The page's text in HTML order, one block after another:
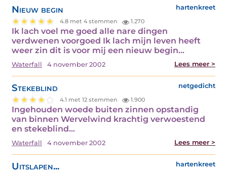
Nieuw begin hartenkreet
4.8 met 4 stemmen 1.270
Ik lach voel me goed alle nare dingen
verdwenen voorgoed Ik lach mijn leven heeft
weer zin dit is voor mij een nieuw begin…
Waterfall 4 november 2002 Lees meer >
Stekeblind netgedicht
4.1 met 12 stemmen 1.900
Ingehouden woede buiten zinnen opstandig
van binnen Wervelwind krachtig verwoestend
en stekeblind…
Waterfall 4 november 2002 Lees meer >
Uitslapen... hartenkreet